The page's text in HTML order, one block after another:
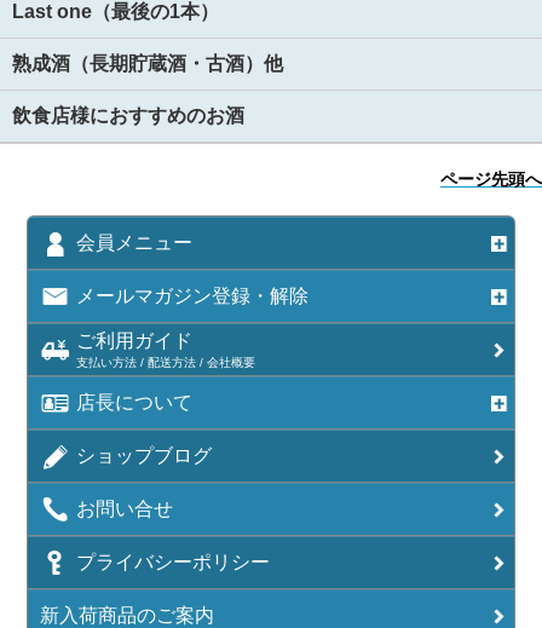
Last one（最後の1本）
熟成酒（長期貯蔵酒・古酒）他
飲食店様におすすめのお酒
ページ先頭へ
会員メニュー
メールマガジン登録・解除
ご利用ガイド
支払い方法 / 配送方法 / 会社概要
店長について
ショップブログ
お問い合せ
プライバシーポリシー
新入荷商品のご案内